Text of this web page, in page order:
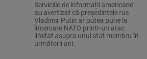
Serviciile de informații americane
au avertizat că președintele rus
Vladimir Putin ar putea pune la
încercare NATO printr-un atac
limitat asupra unui stat membru în
următorii ani.